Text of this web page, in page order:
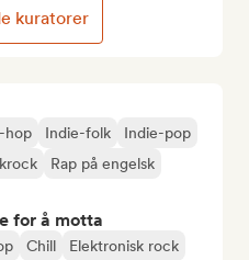
hop Indie-folk
Indie-pop
Rap på engelsk
for å motta
Chill
Elektronisk rock
kuratorer